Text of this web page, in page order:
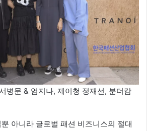
병문 & 엄지나, 제이청 정재선, 분더캄
아니라 글로벌 패션 비즈니스의 절대